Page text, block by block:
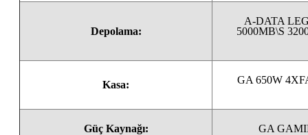
Depolama:
A-DATA
5000MB\S
Kasa: GA 650W
Güç Kaynağı: GA